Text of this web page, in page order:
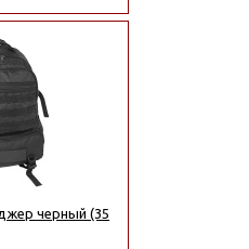
черный (35